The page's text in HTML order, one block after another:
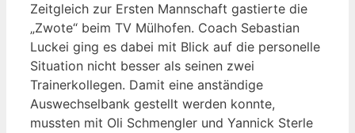
Zeitgleich zur Ersten Mannschaft gastierte die
„Zwote“ beim TV Mülhofen. Coach Sebastian
Luckei ging es dabei mit Blick auf die personelle
Situation nicht besser als seinen zwei
Trainerkollegen. Damit eine anständige
Auswechselbank gestellt werden konnte,
mussten mit Oli Schmengler und Yannick Sterle